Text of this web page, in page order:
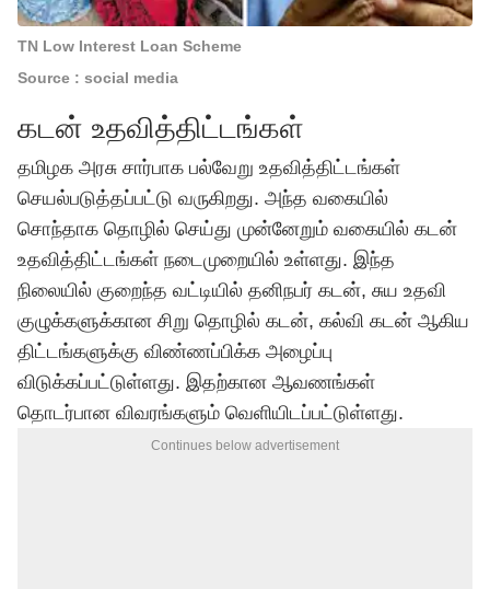
TN Low Interest Loan Scheme
Source : social media
கடன் உதவித்திட்டங்கள்
தமிழக அரசு சார்பாக பல்வேறு உதவித்திட்டங்கள்
செயல்படுத்தப்பட்டு வருகிறது. அந்த வகையில்
சொந்தாக தொழில் செய்து முன்னேறும் வகையில் கடன்
உதவித்திட்டங்கள் நடைமுறையில் உள்ளது. இந்த
நிலையில் குறைந்த வட்டியில் தனிநபர் கடன், சுய உதவி
குழுக்களுக்கான சிறு தொழில் கடன், கல்வி கடன் ஆகிய
திட்டங்களுக்கு விண்ணப்பிக்க அழைப்பு
விடுக்கப்பட்டுள்ளது. இதற்கான ஆவணங்கள்
தொடர்பான விவரங்களும் வெளியிடப்பட்டுள்ளது.
Continues below advertisement